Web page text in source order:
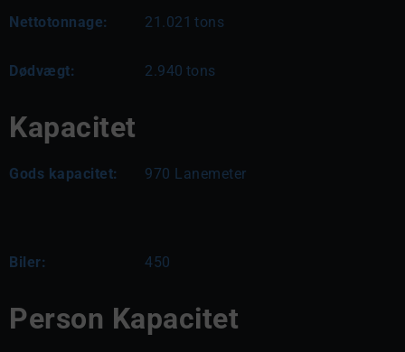
Nettotonnage: 21.021 tons
Dødvægt: 2.940 tons
Kapacitet
Gods kapacitet: 970 Lanemeter
Biler: 450
Person Kapacitet